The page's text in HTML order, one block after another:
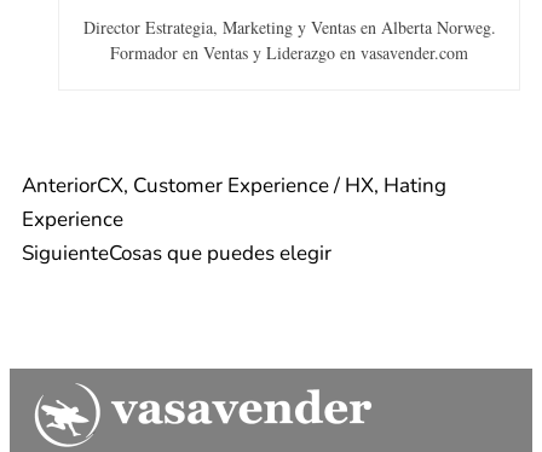
Director Estrategia, Marketing y Ventas en Alberta Norweg.
Formador en Ventas y Liderazgo en vasavender.com
AnteriorCX, Customer Experience / HX, Hating
Experience
SiguienteCosas que puedes elegir